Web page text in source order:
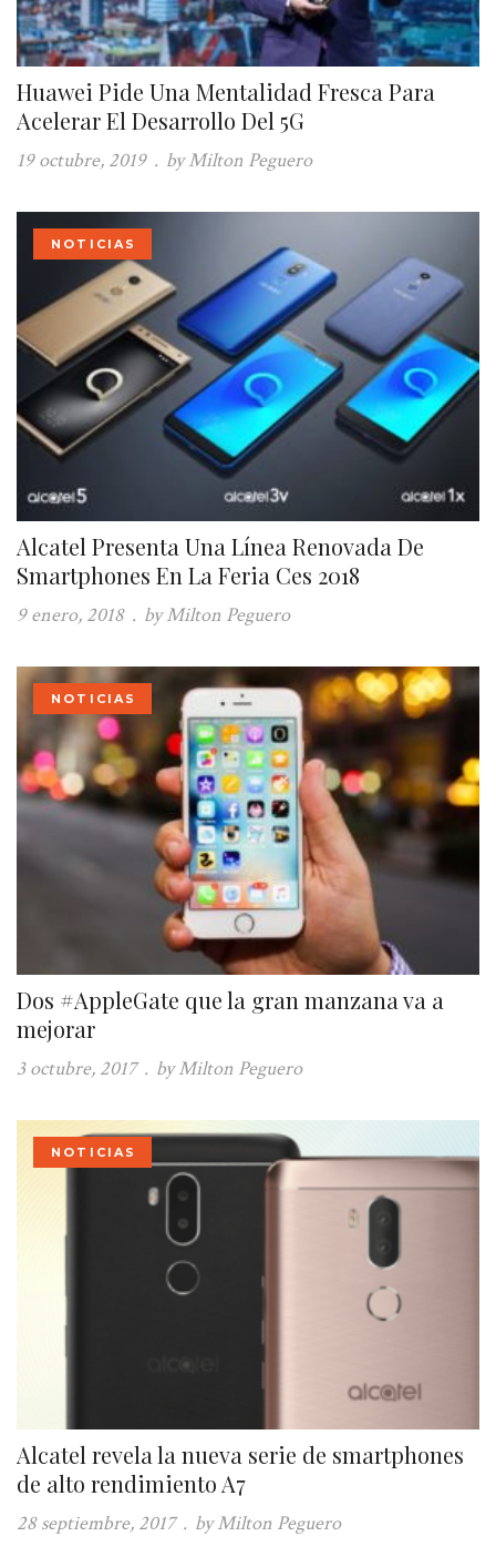
Huawei Pide Una Mentalidad Fresca Para
Acelerar El Desarrollo Del 5G
19 octubre, 2019 . by Milton Peguero
NOTICIAS
Alcatel Presenta Una Línea Renovada De
Smartphones En La Feria Ces 2018
9 enero, 2018 . by Milton Peguero
NOTICIAS
Dos #AppleGate que la gran manzana va a
mejorar
3 octubre, 2017 . by Milton Peguero
NOTICIAS
Alcatel revela la nueva serie de smartphones
de alto rendimiento A7
28 septiembre, 2017 . by Milton Peguero